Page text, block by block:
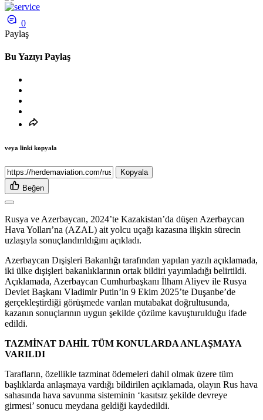
0
Paylaş
Bu Yazıyı Paylaş
veya linki kopyala
Kopyala
Beğen
Rusya ve Azerbaycan, 2024’te Kazakistan’da düşen Azerbaycan
Hava Yolları’na (AZAL) ait yolcu uçağı kazasına ilişkin sürecin
uzlaşıyla sonuçlandırıldığını açıkladı.
Azerbaycan Dışişleri Bakanlığı tarafından yapılan yazılı açıklamada,
iki ülke dışişleri bakanlıklarının ortak bildiri yayımladığı belirtildi.
Açıklamada, Azerbaycan Cumhurbaşkanı İlham Aliyev ile Rusya
Devlet Başkanı Vladimir Putin’in 9 Ekim 2025’te Duşanbe’de
gerçekleştirdiği görüşmede varılan mutabakat doğrultusunda,
kazanın sonuçlarının uygun şekilde çözüme kavuşturulduğu ifade
edildi.
TAZMİNAT DAHİL TÜM KONULARDA ANLAŞMAYA
VARILDI
Tarafların, özellikle tazminat ödemeleri dahil olmak üzere tüm
başlıklarda anlaşmaya vardığı bildirilen açıklamada, olayın Rus hava
sahasında hava savunma sisteminin ‘kasıtsız şekilde devreye
girmesi’ sonucu meydana geldiği kaydedildi.